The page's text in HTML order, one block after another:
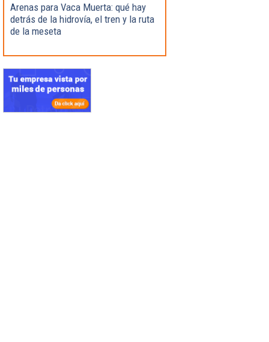
Arenas para Vaca Muerta: qué hay
detrás de la hidrovía, el tren y la ruta
de la meseta